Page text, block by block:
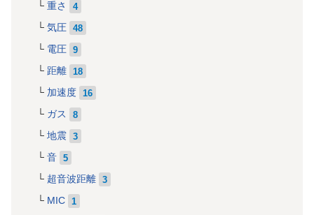
重さ 4
気圧 48
電圧 9
距離 18
加速度 16
ガス 8
地震 3
音 5
超音波距離 3
MIC 1